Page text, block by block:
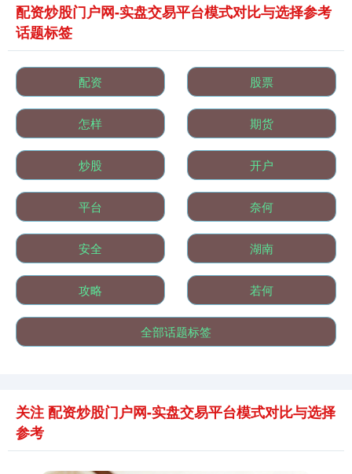
配资炒股门户网-实盘交易平台模式对比与选择参考
话题标签
配资 股票
怎样 期货
炒股 开户
平台 奈何
安全 湖南
攻略 若何
全部话题标签
关注 配资炒股门户网-实盘交易平台模式对比与选择
参考